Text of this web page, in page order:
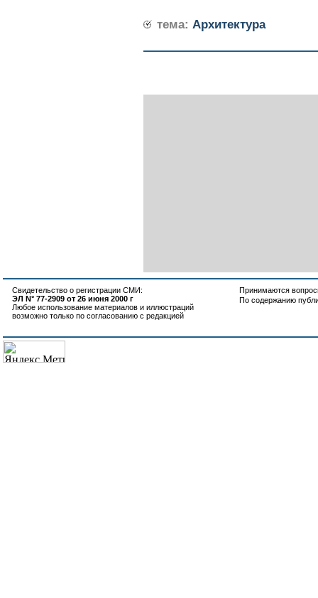
тема: Архитектура
Свидетельство о регистрации СМИ:
ЭЛ N° 77-2909 от 26 июня 2000 г
Любое использование материалов и иллюстраций
возможно только по согласованию с редакцией
Принимаются
По содержанию